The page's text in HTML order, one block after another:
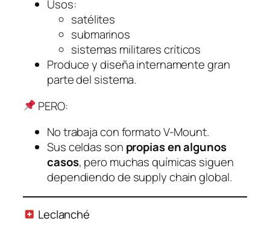
Usos:
satélites
submarinos
sistemas militares críticos
Produce y diseña internamente gran
parte del sistema.
PERO:
No trabaja con formato V-Mount.
Sus celdas son propias en algunos
casos, pero muchas químicas siguen
dependiendo de supply chain global.
Leclanché